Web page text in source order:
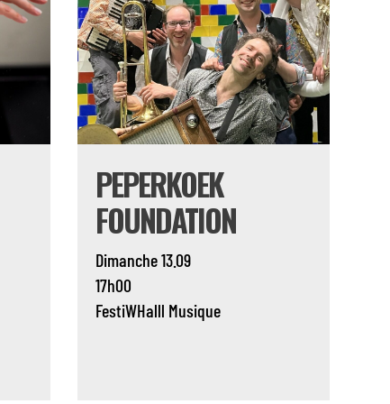
PEPERKOEK
FOUNDATION
Dimanche 13.09
17h00
FestiWHalll Musique